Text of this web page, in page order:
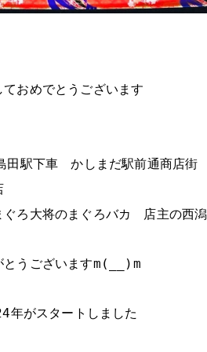
ておめでとうございます
田駅下車 かしまだ駅前通商店街
ぐろ大将のまぐろバカ 店主の西
とうございますm(__)m
年がスタートしました